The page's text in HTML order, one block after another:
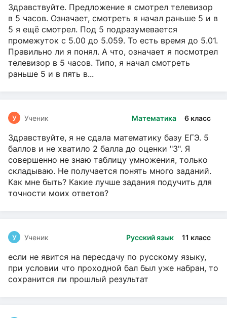
Здравствуйте. Предложение я смотрел телевизор
в 5 часов. Означает, смотреть я начал раньше 5 и в
5 я ещё смотрел. Под 5 подразумевается
промежуток с 5.00 до 5.059. То есть время до 5.01.
Правильно ли я понял. А что, означает я посмотрел
телевизор в 5 часов. Типо, я начал смотреть
раньше 5 и в пять в...
Математика 6 класс
У Ученик
Здравствуйте, я не сдала математику базу ЕГЭ. 5
баллов и не хватило 2 балла до оценки "3". Я
совершенно не знаю таблицу умножения, только
складываю. Не получается понять много заданий.
Как мне быть? Какие лучше задания подучить для
точности моих ответов?
Русский язык 11 класс
У Ученик
если не явится на пересдачу по русскому языку,
при условии что проходной бал был уже набран, то
сохранится ли прошлый результат